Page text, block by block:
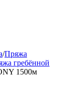
/Пряжа
гребённой
1500м